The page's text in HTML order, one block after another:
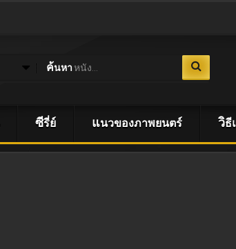
ค้นหา หนัง...
ซีรี่ย์ แนวของภาพยนตร์ วิ